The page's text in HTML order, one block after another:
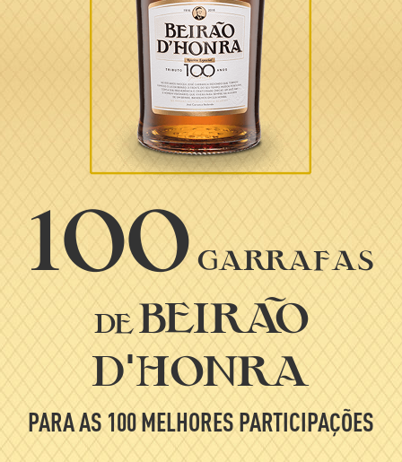
100 garrafas
debeirão
d'honra
PARA AS 100 MELHORES PARTICIPAÇÕES